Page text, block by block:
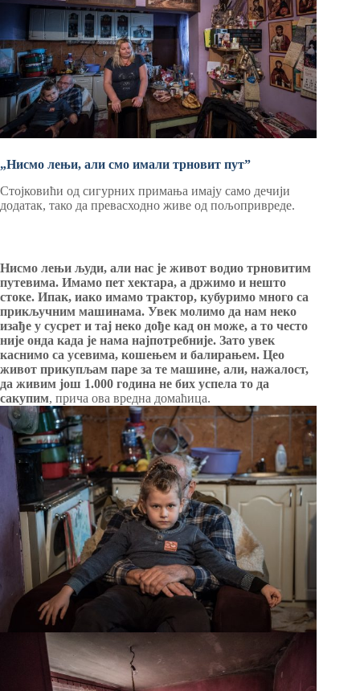
„Нисмо лењи, али смо имали трновит путˮ
Стојковићи од сигурних примања имају само дечији
додатак, тако да превасходно живе од пољопривреде.
Нисмо лењи људи, али нас је живот водио трновитим
путевима. Имамо пет хектара, а држимо и нешто
стоке. Ипак, иако имамо трактор, кубуримо много са
прикључним машинама. Увек молимо да нам неко
изађе у сусрет и тај неко дође кад он може, а то често
није онда када је нама најпотребније. Зато увек
каснимо са усевима, кошењем и балирањем. Цео
живот прикупљам паре за те машине, али, нажалост,
да живим још 1.000 година не бих успела то да
сакупим, прича ова вредна домаћица.